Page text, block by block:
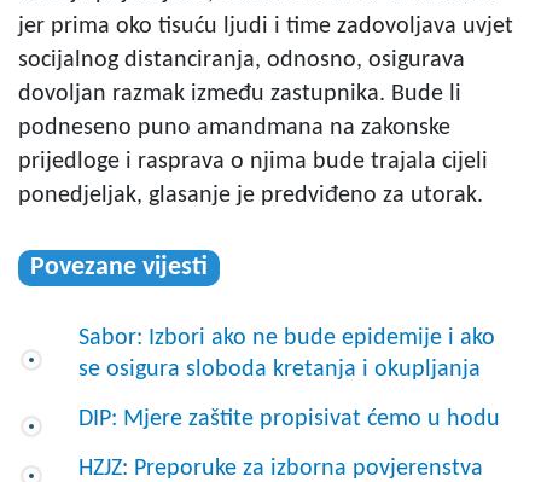
jer prima oko tisuću ljudi i time zadovoljava uvjet
socijalnog distanciranja, odnosno, osigurava
dovoljan razmak između zastupnika. Bude li
podneseno puno amandmana na zakonske
prijedloge i rasprava o njima bude trajala cijeli
ponedjeljak, glasanje je predviđeno za utorak.
Povezane vijesti
Sabor: Izbori ako ne bude epidemije i ako
se osigura sloboda kretanja i okupljanja
DIP: Mjere zaštite propisivat ćemo u hodu
HZJZ: Preporuke za izborna povjerenstva